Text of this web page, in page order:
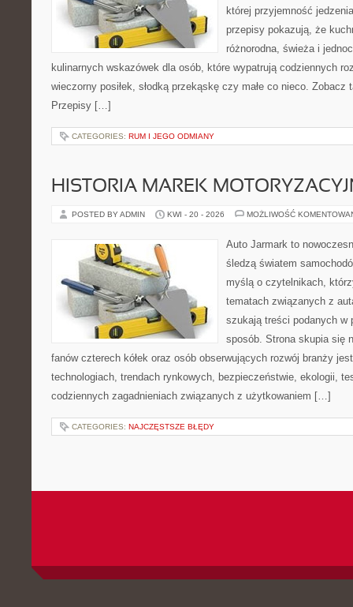
której przyjemność
przepisy pokazują, że
różnorodna, świeża i
kulinarnych wskazówek dla osób, które wypatrują codziennych
wieczorny posiłek, słodką przekąskę czy małe co nieco.
Przepisy […]
CATEGORIES: RUM I JEGO ODMIANY
HISTORIA MAREK
POSTED BY ADMIN KWI - 20 - 2026 MOŻLIWOŚĆ
Auto Jarmark to
śledzą światem
myślą o czytelnikach,
tematach związanych z
szukają treści podanych w
sposób. Strona skupia się
fanów czterech kółek oraz osób obserwujących rozwój branży
technologiach, trendach rynkowych, bezpieczeństwie, ekologii,
codziennych zagadnieniach związanych z użytkowaniem […]
CATEGORIES: NAJCZĘSTSZE BŁĘDY